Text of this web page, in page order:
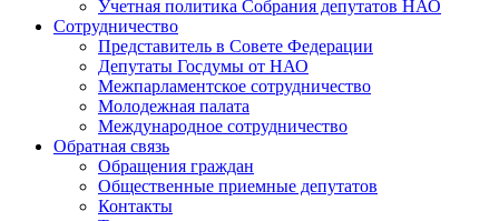
Учетная политика Собрания депутатов НАО
Сотрудничество
Представитель в Совете Федерации
Депутаты Госдумы от НАО
Межпарламентское сотрудничество
Молодежная палата
Международное сотрудничество
Обратная cвязь
Обращения граждан
Общественные приемные депутатов
Контакты